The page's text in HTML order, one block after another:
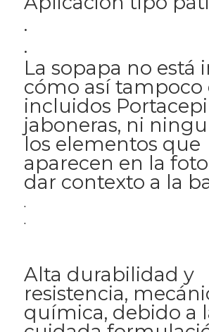
.
.
La sopapa no está
cómo así tampoco
incluidos
jaboneras, ni
los elementos que
aparecen en la
dar contexto a la
.
.
Alta durabilidad y
resistencia,
química, debido a